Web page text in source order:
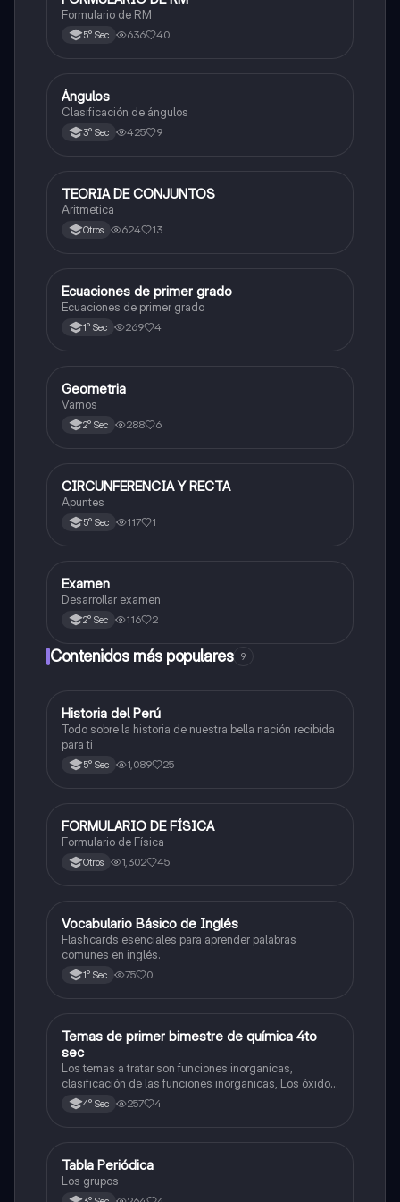
Formulario de RM
5° Sec 636 40
Matemáticas
Ángulos
Clasificación de ángulos
3° Sec 425 9
Matemáticas
TEORIA DE CONJUNTOS
Aritmetica
Otros 624 13
Matemáticas
Ecuaciones de primer grado
Ecuaciones de primer grado
1° Sec 269 4
Matemáticas
Geometria
Vamos
2° Sec 288 6
Matemáticas
CIRCUNFERENCIA Y RECTA
Apuntes
5° Sec 117 1
Matemáticas
Examen
Desarrollar examen
2° Sec 116 2
Contenidos más populares 9
Ciencias Sociales
Historia del Perú
Todo sobre la historia de nuestra bella nación recibida
para ti
5° Sec 1,089 25
Física
FORMULARIO DE FÍSICA
Formulario de Física
Otros 1,302 45
VInglés
Vocabulario Básico de Inglés
Flashcards esenciales para aprender palabras
comunes en inglés.
1° Sec 75 0
Química
Temas de primer bimestre de química 4to
sec
Los temas a tratar son funciones inorganicas,
clasificación de las funciones inorganicas, Los óxidos
y los óxidos ácidos
4° Sec 257 4
Química
Tabla Periódica
Los grupos